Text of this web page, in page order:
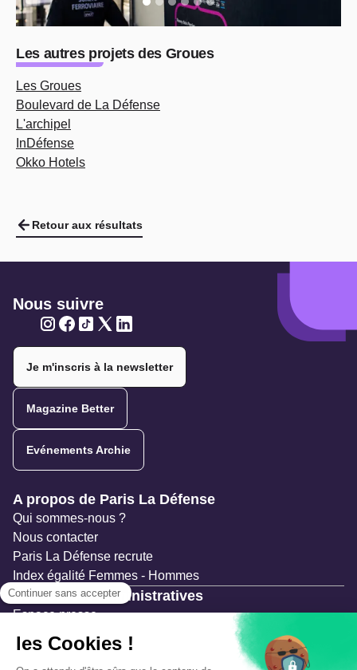
Les autres projets des Groues
Les Groues
Boulevard de La Défense
L'archipel
InDéfense
Okko Hotels
Retour aux résultats
Nous suivre
Je m'inscris à la newsletter
Magazine Better
Evénements Archie
Navigation secondaire
A propos de Paris La Défense
Qui sommes-nous ?
Nous contacter
Paris La Défense recrute
Index égalité Femmes - Hommes
Ressources administratives
Espace presse
Documentation
Marchés publics